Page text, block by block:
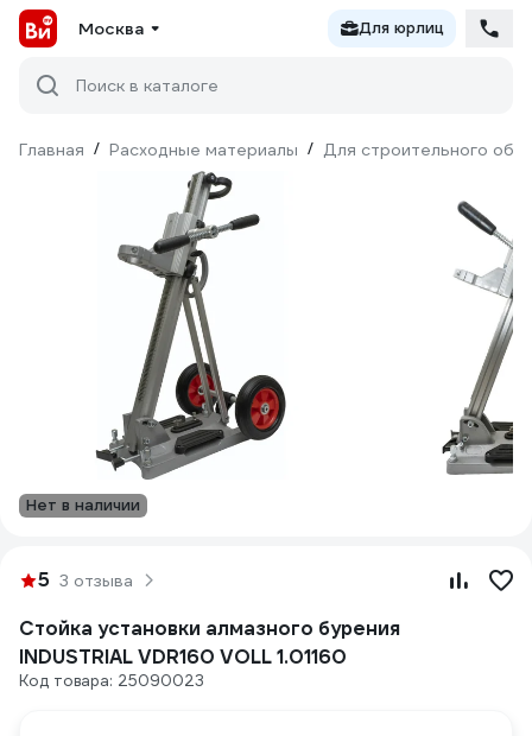
Москва Для юрлиц
Поиск в каталоге
Главная / Расходные материалы / Для строительного
Нет в наличии
5 3 отзыва
Стойка установки алмазного бурения
INDUSTRIAL VDR160 VOLL 1.01160
Код товара: 25090023